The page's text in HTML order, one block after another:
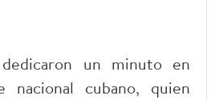
dedicaron un minuto en
nacional cubano, quien